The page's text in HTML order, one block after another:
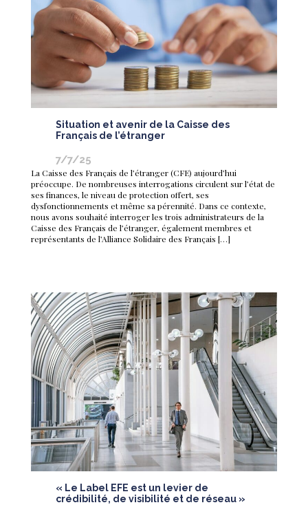
Situation et avenir de la Caisse des
Français de l’étranger
7/7/25
La Caisse des Français de l’étranger (CFE) aujourd’hui
préoccupe. De nombreuses interrogations circulent sur l’état de
ses finances, le niveau de protection offert, ses
dysfonctionnements et même sa pérennité. Dans ce contexte,
nous avons souhaité interroger les trois administrateurs de la
Caisse des Français de l’étranger, également membres et
représentants de l’Alliance Solidaire des Français […]
« Le Label EFE est un levier de
crédibilité, de visibilité et de réseau »